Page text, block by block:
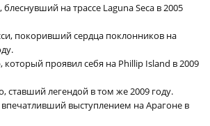
на трассе Laguna Seca в 2005
покоривший сердца поклонников на
который проявил себя на Phillip Island в 2009
ставший легендой в том же 2009 году.
выступлением на Арагоне в